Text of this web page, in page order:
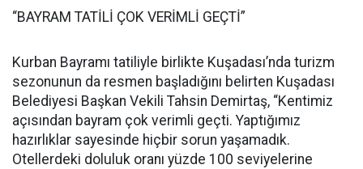
“BAYRAM TATİLİ ÇOK VERİMLİ GEÇTİ”
Kurban Bayramı tatiliyle birlikte Kuşadası’nda turizm
sezonunun da resmen başladığını belirten Kuşadası
Belediyesi Başkan Vekili Tahsin Demirtaş, “Kentimiz
açısından bayram çok verimli geçti. Yaptığımız
hazırlıklar sayesinde hiçbir sorun yaşamadık.
Otellerdeki doluluk oranı yüzde 100 seviyelerine